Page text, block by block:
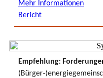
Mehr Informationen
Bericht
Empfehlung:
(Bürger-